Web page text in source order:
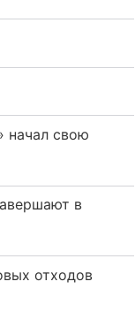
начал свою
в
отходов